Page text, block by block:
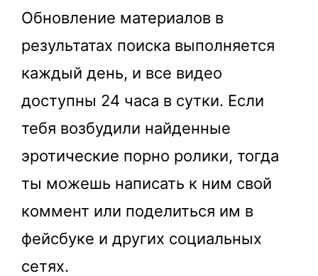
Обновление материалов в
результатах поиска выполняется
каждый день, и все видео
доступны 24 часа в сутки. Если
тебя возбудили найденные
эротические порно ролики, тогда
ты можешь написать к ним свой
коммент или поделиться им в
фейсбуке и других социальных
сетях.